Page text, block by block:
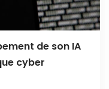
de son IA
cyber